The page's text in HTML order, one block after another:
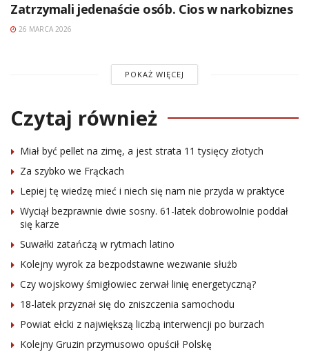
Zatrzymali jedenaście osób. Cios w narkobiznes
26 MARCA 2026
POKAŻ WIĘCEJ
Czytaj również
Miał być pellet na zimę, a jest strata 11 tysięcy złotych
Za szybko we Frąckach
Lepiej tę wiedzę mieć i niech się nam nie przyda w praktyce
Wyciął bezprawnie dwie sosny. 61-latek dobrowolnie poddał
się karze
Suwałki zatańczą w rytmach latino
Kolejny wyrok za bezpodstawne wezwanie służb
Czy wojskowy śmigłowiec zerwał linię energetyczną?
18-latek przyznał się do zniszczenia samochodu
Powiat ełcki z największą liczbą interwencji po burzach
Kolejny Gruzin przymusowo opuścił Polskę